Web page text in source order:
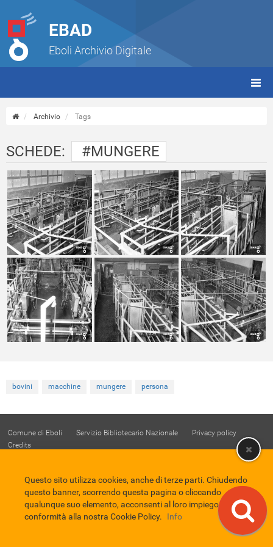
EBAD
Eboli Archivio Digitale
Archivio Tags
SCHEDE: #MUNGERE
bovini macchine mungere persona
Comune di Eboli Servizio Bibliotecario Nazionale
Privacy policy
Credits
Questo sito utilizza cookies, anche di terze parti. Chiudendo
questo banner, scorrendo questa pagina o cliccando
qualunque suo elemento, acconsenti al loro impiego in
conformità alla nostra Cookie Policy.
Info